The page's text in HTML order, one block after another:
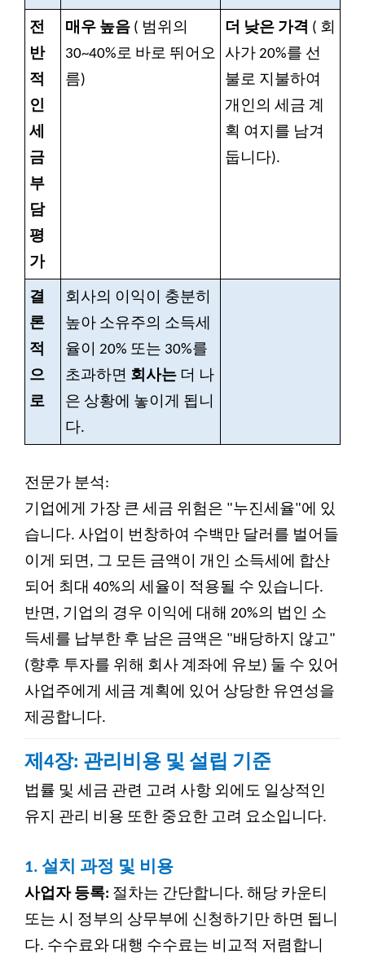
전
반
적
인
세
금
부
담
평
가
매우 높음 ( 범위의
30~40%로 바로 뛰어오
름)
더 낮은 가격 ( 회
사가 20%를 선
불로 지불하여
개인의 세금 계
획 여지를 남겨
둡니다).
결
론
적
으
로
회사의 이익이 충분히
높아 소유주의 소득세
율이 20% 또는 30%를
초과하면 회사는 더 나
은 상황에 놓이게 됩니
다.
전문가 분석:
기업에게 가장 큰 세금 위험은 "누진세율"에 있
습니다. 사업이 번창하여 수백만 달러를 벌어들
이게 되면, 그 모든 금액이 개인 소득세에 합산
되어 최대 40%의 세율이 적용될 수 있습니다.
반면, 기업의 경우 이익에 대해 20%의 법인 소
득세를 납부한 후 남은 금액은 "배당하지 않고"
(향후 투자를 위해 회사 계좌에 유보) 둘 수 있어
사업주에게 세금 계획에 있어 상당한 유연성을
제공합니다.
제4장: 관리비용 및 설립 기준
법률 및 세금 관련 고려 사항 외에도 일상적인
유지 관리 비용 또한 중요한 고려 요소입니다.
1. 설치 과정 및 비용
사업자 등록: 절차는 간단합니다. 해당 카운티
또는 시 정부의 상무부에 신청하기만 하면 됩니
다. 수수료와 대행 수수료는 비교적 저렴합니